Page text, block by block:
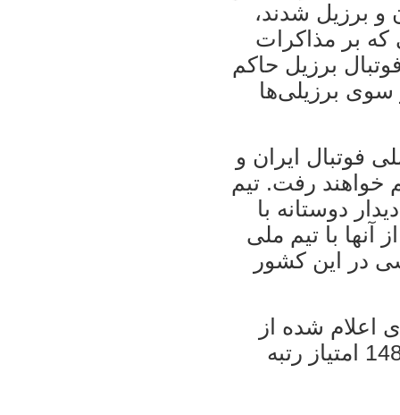
و برزیل شدند،
بر مذاکرات
برزیل حاکم
سوی برزیلی‌ها
فوتبال ایران و
خواهند رفت. تیم
دوستانه با
با تیم ملی
در این کشور
اعلام شده از
سوی فدراسیون بین المللی فوتبال با 1480 امتیاز رتبه